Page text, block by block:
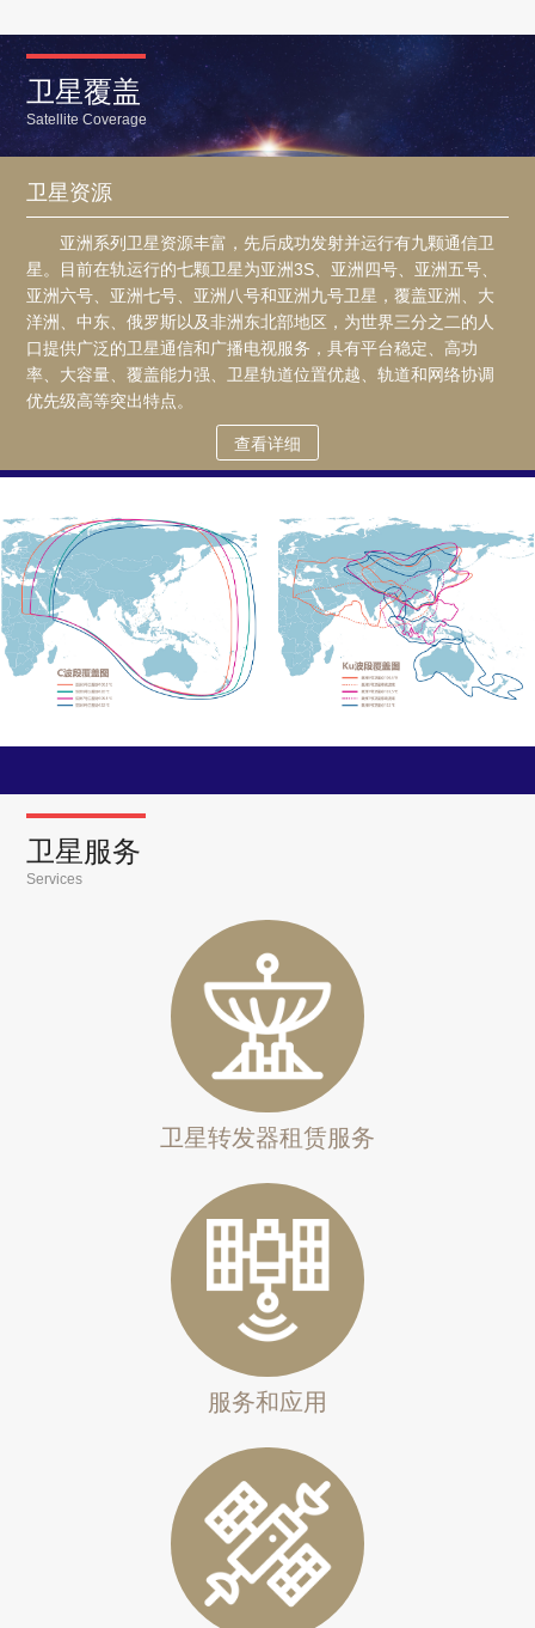
卫星覆盖
Satellite Coverage
卫星资源
亚洲系列卫星资源丰富，先后成功发射并运行有九颗通信卫
星。目前在轨运行的七颗卫星为亚洲3S、亚洲四号、亚洲五号、
亚洲六号、亚洲七号、亚洲八号和亚洲九号卫星，覆盖亚洲、大
洋洲、中东、俄罗斯以及非洲东北部地区，为世界三分之二的人
口提供广泛的卫星通信和广播电视服务，具有平台稳定、高功
率、大容量、覆盖能力强、卫星轨道位置优越、轨道和网络协调
优先级高等突出特点。
查看详细
卫星服务
Services
卫星转发器租赁服务
服务和应用